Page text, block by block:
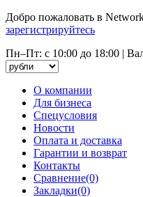
Добро пожаловать в
зарегистрируйтесь
Пн–Пт: с 10:00 до 18:00 |
О компании
Для бизнеса
Спецусловия
Новости
Оплата и доставка
Гарантии и возврат
Контакты
Сравнение(0)
Закладки(0)